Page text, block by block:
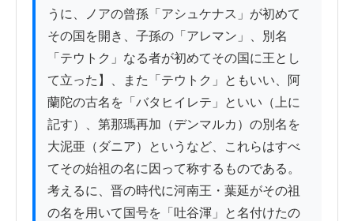
うに、ノアの曾孫「アシュケナス」が初めて
その国を開き、子孫の「アレマン」、別名
「テウトク」なる者が初めてその国に王とし
て立った】、また「テウトク」ともいい、阿
蘭陀の古名を「バタヒイレテ」といい（上に
記す）、第那瑪再加（デンマルカ）の別名を
大泥亜（ダニア）というなど、これらはすべ
てその始祖の名に因って称するものである。
考えるに、晋の時代に河南王・葉延がその祖
の名を用いて国号を「吐谷渾」と名付けたの